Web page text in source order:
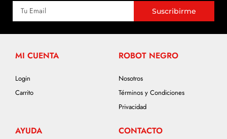
Suscribirme
MI CUENTA
Login
Carrito
ROBOT NEGRO
Nosotros
Términos y Condiciones
Privacidad
AYUDA CONTACTO